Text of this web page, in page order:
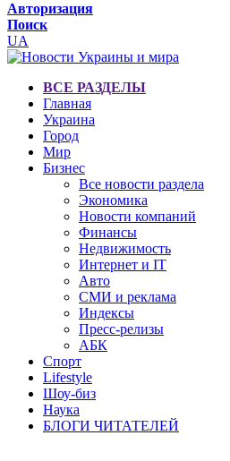
Авторизация
Поиск
UA
ВСЕ РАЗДЕЛЫ
Главная
Украина
Город
Мир
Бизнес
Все новости раздела
Экономика
Новости компаний
Финансы
Недвижимость
Интернет и IT
Авто
СМИ и реклама
Индексы
Пресс-релизы
АБК
Спорт
Lifestyle
Шоу-биз
Наука
БЛОГИ ЧИТАТЕЛЕЙ